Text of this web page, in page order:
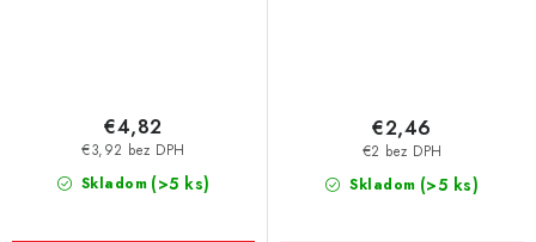
Skladom (>5 ks)
€3,92 bez DPH
€4,82
Skladom (>5 ks)
€2 bez DPH
€2,46